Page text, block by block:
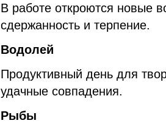
В работе откроются новые
сдержанность и терпение.
Водолей
Продуктивный день для
удачные совпадения.
Рыбы